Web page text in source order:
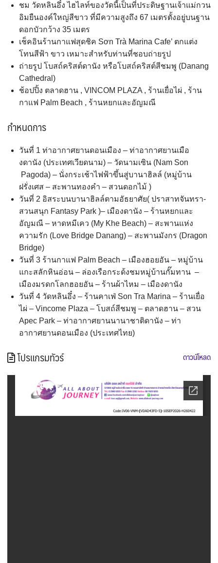
ชม วัดหลินอึ๋ง ไฮไลท์ของวัดนี้เป็นที่ประดิษฐานเจ้าแม่กวน
อิมยืนองค์ใหญ่สีขาว ที่มีความสูงถึง 67 เมตรตั้งอยู่บนฐาน
ดอกบัวกว้าง 35 เมตร
เช็คอินร้านกาแฟสุดชิค Sơn Trà Marina Cafe’ ตกแต่ง
โทนสีฟ้า ขาว เหมาะสำหรับท่านที่ชอบถ่ายรูป
ถ่ายรูป โบสถ์คริสต์ดานัง หรือโบสถ์คริสต์สีชมพู (Danang
Cathedral)
ช้อปปิ้ง ตลาดฮาน , VINCOM PLAZA , ร้านเยื่อไผ่ , ร้าน
กาแฟ Palm Beach , ร้านหยกและอัญมณี
กำหนดการ
วันที่ 1 ท่าอากาศยานดอนเมือง – ท่าอากาศยานเมือ
งดานัง (ประเทศเวียดนาม) – วัดนามเซิน (Nam Son
Pagoda) – นั่งกระเช้าไฟฟ้าขึ้นสู่บานาฮิลล์ (หมู่บ้าน
ฝรั่งเศส – สะพานทองคำ – สวนดอกไม้ )
วันที่ 2 อิสระบนบานาฮิลล์ตามอัธยาศัย( ปราสาทจันทรา-
สวนสนุก Fantasy Park )– เมืองดานัง – ร้านหยกและ
อัญมณี – หาดหมีเคว (My Khe Beach) – สะพานแห่ง
ความรัก (Love Bridge Danang) – สะพานมังกร (Dragon
Bridge)
วันที่ 3 ร้านกาแฟ Palm Beach – เมืองฮอยอัน – หมู่บ้าน
แกะสลักหินอ่อน – ล่องเรือกระด้งชมหมู่บ้านกั๊มทาน –
เมืองมรดกโลกฮอยอัน – ร้านผ้าไหม – เมืองดานัง
วันที่ 4 วัดหลินอึ๋ง – ร้านคาเฟ่ Son Tra Marina – ร้านเยื่อ
ไผ่ – Vincome Plaza – โบสถ์สีชมพู – ตลาดฮาน – สวน
Apec Park – ท่าอากาศยานนานาชาติดานัง – ท่า
อากาศยานดอนเมือง (ประเทศไทย)
โปรแกรมทัวร์ ดาวน์โหลด